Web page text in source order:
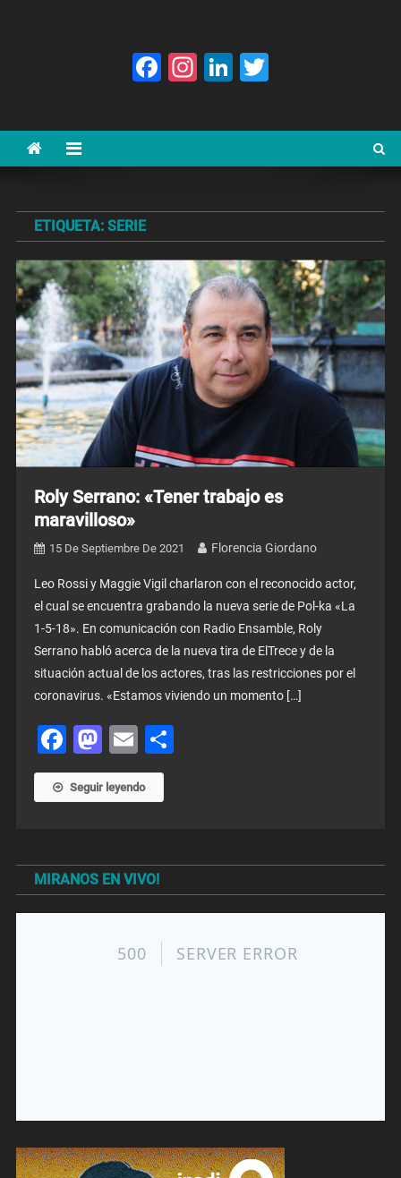
Facebook
Instagram
LinkedIn
ETIQUETA: SERIE
Roly Serrano: «Tener trabajo es
maravilloso»
15 De Septiembre De 2021 Florencia Giordano
Leo Rossi y Maggie Vigil charlaron con el reconocido actor,
el cual se encuentra grabando la nueva serie de Pol-ka «La
1-5-18». En comunicación con Radio Ensamble, Roly
Serrano habló acerca de la nueva tira de ElTrece y de la
situación actual de los actores, tras las restricciones por el
coronavirus. «Estamos viviendo un momento […]
Facebook
Mastodon
EmailShare
Seguir leyendo
MIRANOS EN VIVO!